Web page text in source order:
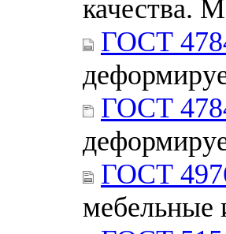
качества.
ГОСТ
ГОСТ
ГОСТ
мебельные